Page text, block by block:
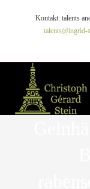
Kontakt: talents
talents@ingrid-